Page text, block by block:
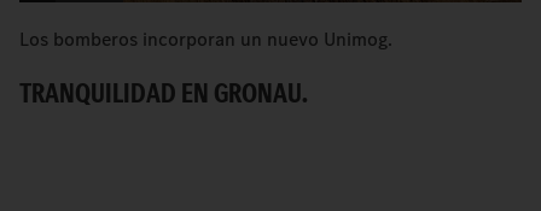
Los bomberos incorporan un nuevo Unimog.
TRANQUILIDAD EN GRONAU.